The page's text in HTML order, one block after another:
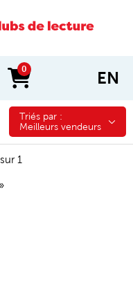
0
items in cart EN
Triés par :
Triés par :
Meilleurs vendeurs
1